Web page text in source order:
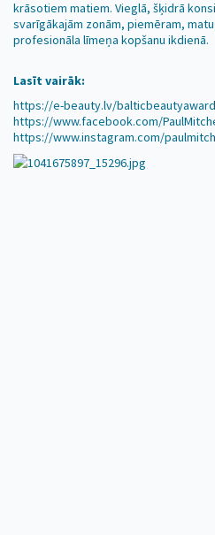
krāsotiem matiem. Vieglā, šķidrā
svarīgākajām zonām, piemēram,
profesionāla līmeņa kopšanu ikdienā.
Lasīt vairāk:
https://e-beauty.lv/
https://www.facebook.com/
https://www.instagram.com/